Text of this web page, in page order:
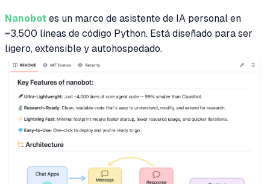
Nanobot es un marco de asistente de IA personal en
~3,500 líneas de código Python. Está diseñado para ser
ligero, extensible y autohospedado.